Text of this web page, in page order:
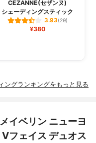
CEZANNE(セザンヌ)
シェーディングスティック
3.93(29)
¥380
ングランキングをもっと見る
イベリン ニューヨ
フェイス デュオス